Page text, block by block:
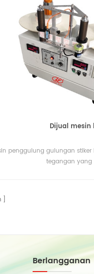
Dijual mesin
penggulung gulungan
tegangan yang
Berlangganan